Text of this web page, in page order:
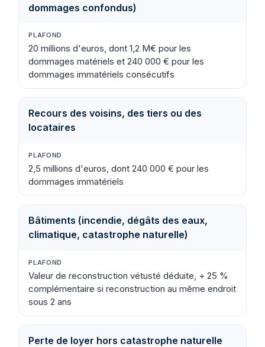
dommages confondus)
20 millions d'euros, dont 1,2 M€ pour les
dommages matériels et 240 000 € pour les
dommages immatériels consécutifs
Recours des voisins, des tiers ou des
locataires
2,5 millions d'euros, dont 240 000 € pour les
dommages immatériels
Bâtiments (incendie, dégâts des eaux,
climatique, catastrophe naturelle)
Valeur de reconstruction vétusté déduite, + 25 %
complémentaire si reconstruction au même endroit
sous 2 ans
Perte de loyer hors catastrophe naturelle